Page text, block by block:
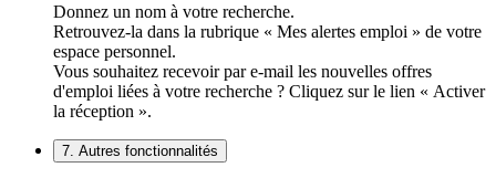
Donnez un nom à votre recherche.
Retrouvez-la dans la rubrique « Mes alertes emploi » de votre
espace personnel.
Vous souhaitez recevoir par e-mail les nouvelles offres
d'emploi liées à votre recherche ? Cliquez sur le lien « Activer
la réception ».
7. Autres fonctionnalités